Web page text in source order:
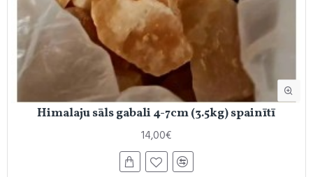
Himalaju sāls gabali 4-7cm (3.5kg) spainītī
14,00€